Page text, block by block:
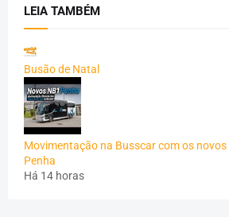
LEIA TAMBÉM
Busão de Natal
Movimentação na Busscar com os novos
Penha
Há 14 horas